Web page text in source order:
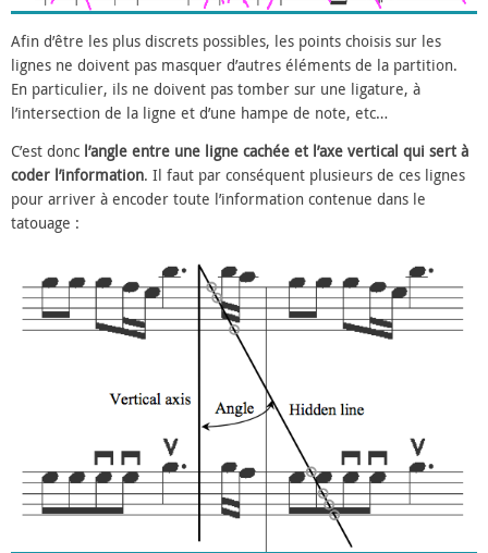
Afin d’être les plus discrets possibles, les points choisis sur les
lignes ne doivent pas masquer d’autres éléments de la partition.
En particulier, ils ne doivent pas tomber sur une ligature, à
l’intersection de la ligne et d’une hampe de note, etc…
C’est donc l’angle entre une ligne cachée et l’axe vertical qui sert à
coder l’information. Il faut par conséquent plusieurs de ces lignes
pour arriver à encoder toute l’information contenue dans le
tatouage :